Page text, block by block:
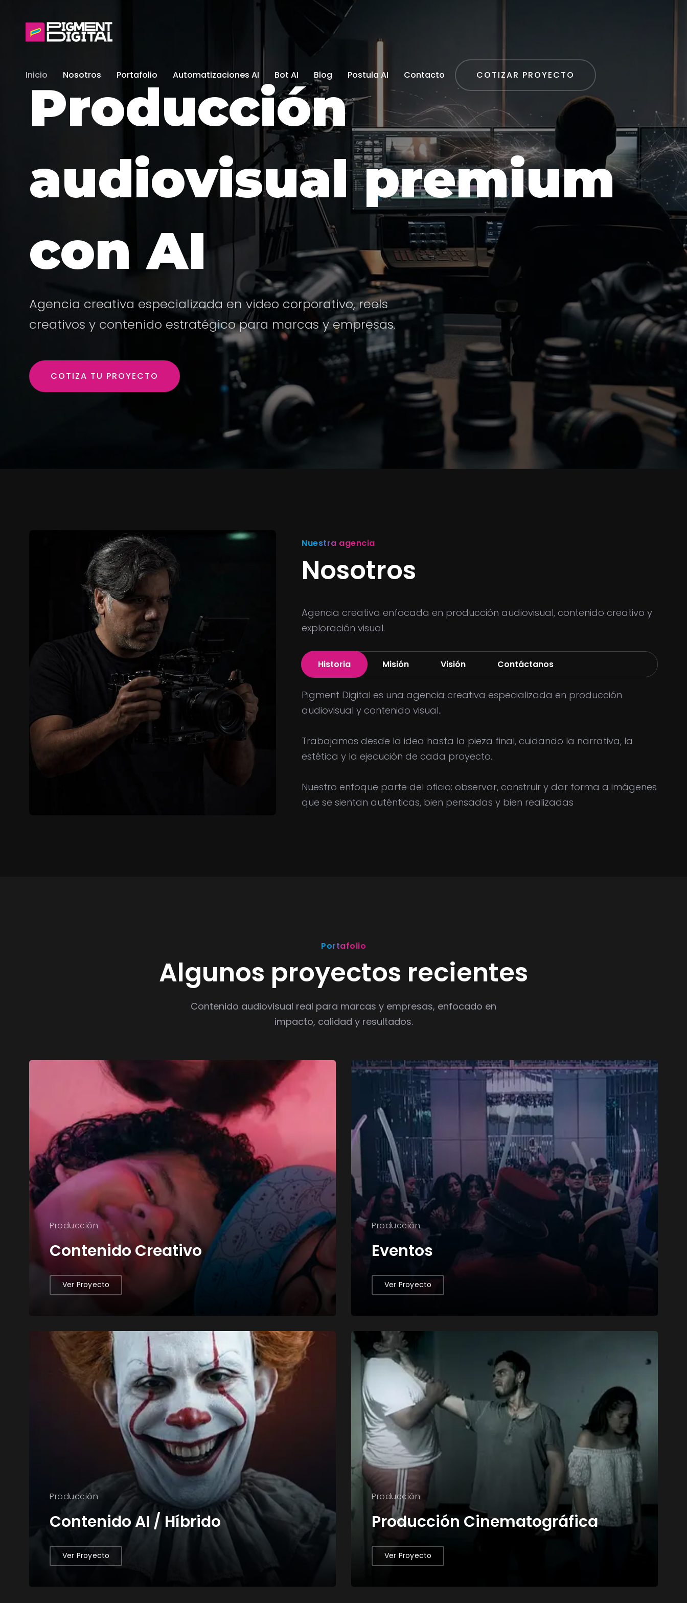
Inicio Nosotros Portafolio Automatizaciones AI Bot AI Blog Postula AI Contacto COTIZAR PROYECTO
Producción
audiovisual premium
con AI
Agencia creativa especializada en video corporativo, reels
creativos y contenido estratégico para marcas y empresas.
COTIZA TU PROYECTO
Nuestra agencia
Nosotros
Agencia creativa enfocada en producción audiovisual, contenido creativo y
exploración visual.
Historia Misión Visión Contáctanos
Pigment Digital es una agencia creativa especializada en producción
audiovisual y contenido visual..
Trabajamos desde la idea hasta la pieza final, cuidando la narrativa, la
estética y la ejecución de cada proyecto..
Nuestro enfoque parte del oficio: observar, construir y dar forma a imágenes
que se sientan auténticas, bien pensadas y bien realizadas
Portafolio
Algunos proyectos recientes
Contenido audiovisual real para marcas y empresas, enfocado en
impacto, calidad y resultados.
Producción
Contenido Creativo
Ver Proyecto
Producción
Eventos
Ver Proyecto
Producción
Contenido AI / Híbrido
Ver Proyecto
Producción
Producción Cinematográfica
Ver Proyecto